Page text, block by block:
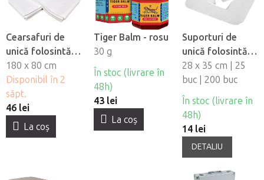
Cearsafuri de
unică folosintă
impermeabile
Fabulo, 10 buc
180 x 80 cm
Disponibil în 2
săpt.
46 lei
La coş
Tiger Balm - rosu
30 g
În stoc (livrare în
48h)
43 lei
La coş
Suporturi de
unică folosintă
pentru orificiul
fetei din material
netesut Fabulo
28 x 35 cm | 25
buc | 200 buc
În stoc (livrare în
48h)
14 lei
DETALIU